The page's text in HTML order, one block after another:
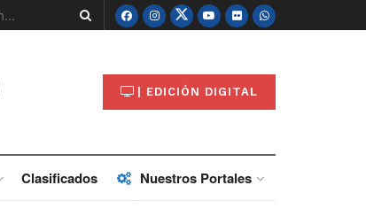
| EDICIÓN DIGITAL
Clasificados Nuestros Portales